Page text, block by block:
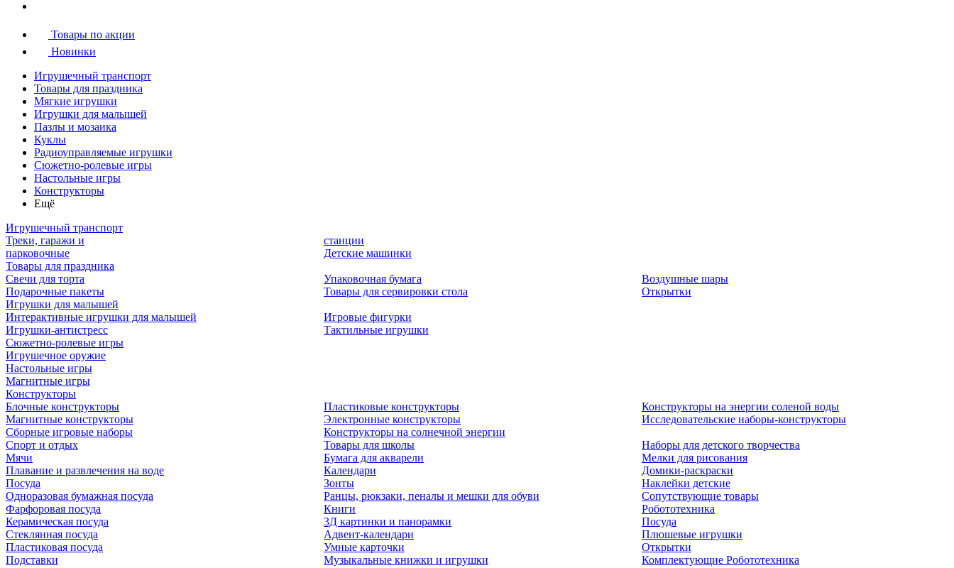
Товары по акции
Новинки
Игрушечный транспорт
Товары для праздника
Мягкие игрушки
Игрушки для малышей
Пазлы и мозаика
Куклы
Радиоуправляемые игрушки
Сюжетно-ролевые игры
Настольные игры
Конструкторы
Ещё
Игрушечный транспорт
Треки, гаражи и
парковочные
станции
Детские машинки
Товары для праздника
Свечи для торта
Подарочные пакеты
Упаковочная бумага
Товары для сервировки стола
Воздушные шары
Открытки
Игрушки для малышей
Интерактивные игрушки для малышей
Игрушки-антистресс
Игровые фигурки
Тактильные игрушки
Сюжетно-ролевые игры
Игрушечное оружие
Настольные игры
Магнитные игры
Конструкторы
Блочные конструкторы
Магнитные конструкторы
Сборные игровые наборы
Пластиковые конструкторы
Электронные конструкторы
Конструкторы на солнечной энергии
Конструкторы на энергии соленой воды
Исследовательские наборы-конструкторы
Спорт и отдых
Мячи
Плавание и развлечения на воде
Посуда
Одноразовая бумажная посуда
Фарфоровая посуда
Керамическая посуда
Стеклянная посуда
Пластиковая посуда
Подставки
Товары для школы
Бумага для акварели
Календари
Зонты
Ранцы, рюкзаки, пеналы и мешки для обуви
Книги
3Д картинки и панорамки
Адвент-календари
Умные карточки
Музыкальные книжки и игрушки
Наборы для детского творчества
Мелки для рисования
Домики-раскраски
Наклейки детские
Сопутствующие товары
Робототехника
Посуда
Плюшевые игрушки
Открытки
Комплектующие Робототехника